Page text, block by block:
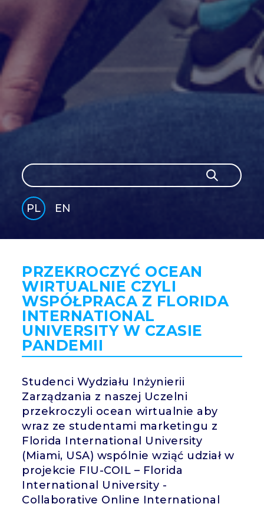
Szukaj
Szukaj
PL
EN
SH
PRZEKROCZYĆ OCEAN
WIRTUALNIE CZYLI
WSPÓŁPRACA Z FLORIDA
INTERNATIONAL
UNIVERSITY W CZASIE
PANDEMII
Studenci Wydziału Inżynierii
Zarządzania z naszej Uczelni
przekroczyli ocean wirtualnie aby
wraz ze studentami marketingu z
Florida International University
(Miami, USA) wspólnie wziąć udział w
projekcie FIU-COIL – Florida
International University -
Collaborative Online International